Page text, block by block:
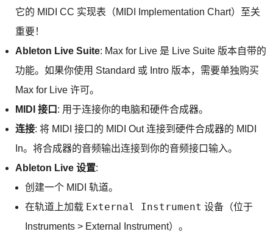
它的 MIDI CC 实现表（MIDI Implementation Chart）至关
重要！
Ableton Live Suite: Max for Live 是 Live Suite 版本自带的
功能。如果你使用 Standard 或 Intro 版本，需要单独购买
Max for Live 许可。
MIDI 接口 : 用于连接你的电脑和硬件合成器。
连接: 将 MIDI 接口的 MIDI Out 连接到硬件合成器的 MIDI
In。将合成器的音频输出连接到你的音频接口输入。
Ableton Live 设置:
创建一个 MIDI 轨道。
在轨道上加载 External Instrument 设备（位于
Instruments > External Instrument）。